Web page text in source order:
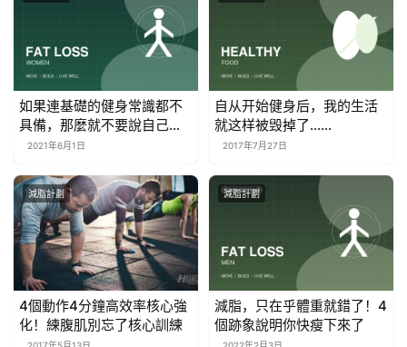
如果連基礎的健身常識都不
具備，那麼就不要說自己會
健身了
2021年6月1日
自从开始健身后，我的生活
就这样被毁掉了……
2017年7月27日
減脂計劃
4個動作4分鐘高效率核心強
化！練腹肌別忘了核心訓練
減脂計劃
減脂，只在乎體重就錯了！4
個跡象說明你快瘦下來了